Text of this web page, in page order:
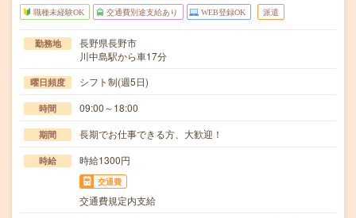
職種未経験OK 交通費別途支給あり WEB登録OK 派遣
勤務地
長野県長野市
川中島駅から車17分
曜日頻度 シフト制(週5日)
時間 09:00～18:00
期間 長期でお仕事できる方、大歓迎！
時給 時給1300円
交通費
交通費規定内支給